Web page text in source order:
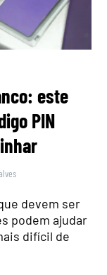
este
PIN
devem ser
podem ajudar
difícil de